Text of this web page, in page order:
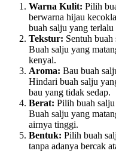
Warna Kulit: Pilih
berwarna hijau
buah salju yang
Tekstur: Sentuh
Buah salju yang
kenyal.
Aroma: Bau buah
Hindari buah salju
bau yang tidak sedap.
Berat: Pilih buah
Buah salju yang
airnya tinggi.
Bentuk: Pilih buah
tanpa adanya bercak